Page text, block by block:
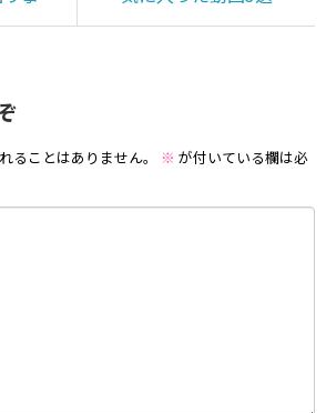
ることはありません。 ※ が付いている欄は必